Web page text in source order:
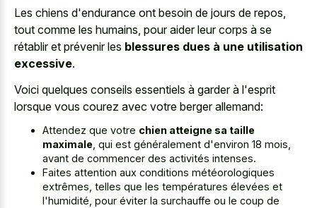
Les chiens d'endurance ont besoin de jours de repos,
tout comme les humains, pour aider leur corps à se
rétablir et prévenir les blessures dues à une utilisation
excessive.
Voici quelques conseils essentiels à garder à l'esprit
lorsque vous courez avec votre berger allemand:
Attendez que votre chien atteigne sa taille
maximale , qui est généralement d'environ 18 mois,
avant de commencer des activités intenses.
Faites attention aux conditions météorologiques
extrêmes, telles que les températures élevées et
l'humidité, pour éviter la surchauffe ou le coup de